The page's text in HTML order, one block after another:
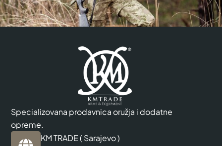
Specializovana prodavnica oružja i dodatne
opreme.
KM TRADE ( Sarajevo )